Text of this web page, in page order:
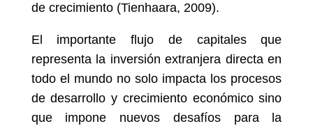
de crecimiento (Tienhaara, 2009).
El importante flujo de capitales que
representa la inversión extranjera directa en
todo el mundo no solo impacta los procesos
de desarrollo y crecimiento económico sino
que impone nuevos desafíos para la